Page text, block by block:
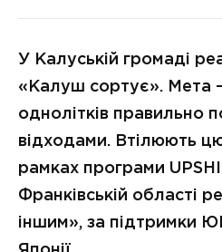
У Калуській громаді
«Калуш сортує». Мета
однолітків правильно
відходами. Втілюють цю
рамках програми
Франківській області
іншим», за підтримки